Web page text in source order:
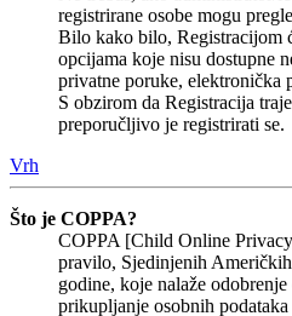
registrirane osobe mogu
Bilo kako bilo, Registracijom
opcijama koje nisu dostupne
privatne poruke, elektronička
S obzirom da Registracija
preporučljivo je registrirati se.
Vrh
Što je COPPA?
COPPA [Child Online
pravilo, Sjedinjenih
godine, koje nalaže
prikupljanje osobnih